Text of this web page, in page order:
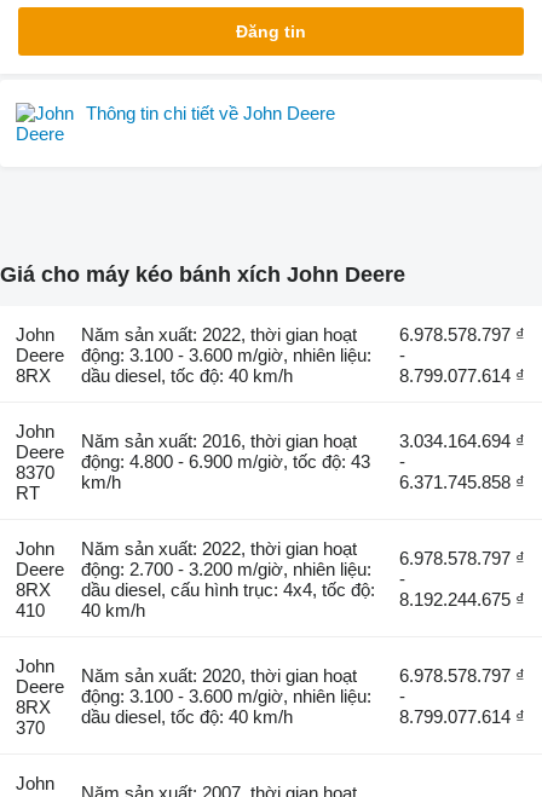
Đăng tin
Thông tin chi tiết về John Deere
Giá cho máy kéo bánh xích John Deere
John
Deere
8RX
Năm sản xuất: 2022, thời gian hoạt
động: 3.100 - 3.600 m/giờ, nhiên liệu:
dầu diesel, tốc độ: 40 km/h
6.978.578.797 ₫
-
8.799.077.614 ₫
John
Deere
8370
RT
Năm sản xuất: 2016, thời gian hoạt
động: 4.800 - 6.900 m/giờ, tốc độ: 43
km/h
3.034.164.694 ₫
-
6.371.745.858 ₫
John
Deere
8RX
410
Năm sản xuất: 2022, thời gian hoạt
động: 2.700 - 3.200 m/giờ, nhiên liệu:
dầu diesel, cấu hình trục: 4x4, tốc độ:
40 km/h
6.978.578.797 ₫
-
8.192.244.675 ₫
John
Deere
8RX
370
Năm sản xuất: 2020, thời gian hoạt
động: 3.100 - 3.600 m/giờ, nhiên liệu:
dầu diesel, tốc độ: 40 km/h
6.978.578.797 ₫
-
8.799.077.614 ₫
John
Năm sản xuất: 2007, thời gian hoạt